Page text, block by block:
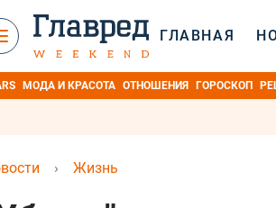
ГЛАВНАЯ
МОДА И КРАСОТА ОТНОШЕНИЯ ГОРОСКОП
› Жизнь